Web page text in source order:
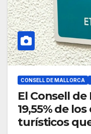
CONSELL DE MALLORCA
El Consell
19,55% de
turísticos